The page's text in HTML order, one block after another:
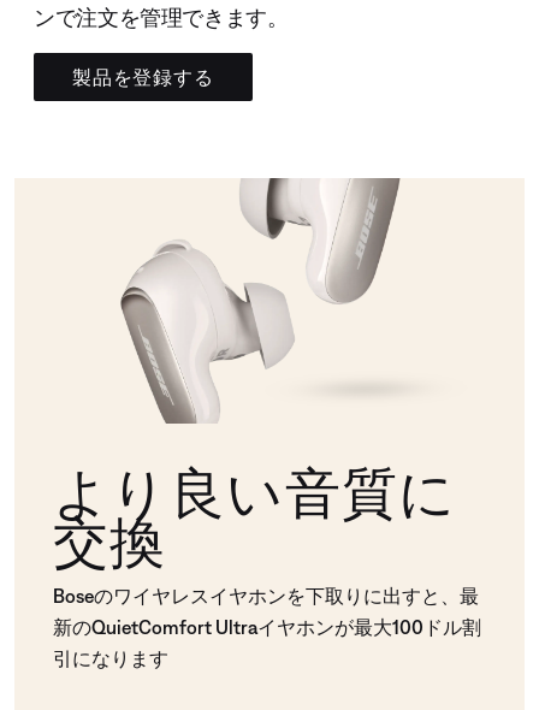
ンで注文を管理できます。
製品を登録する
より良い音質に
交換
Boseのワイヤレスイヤホンを下取りに出すと、最
新のQuietComfort Ultraイヤホンが最大100ドル割
引になります